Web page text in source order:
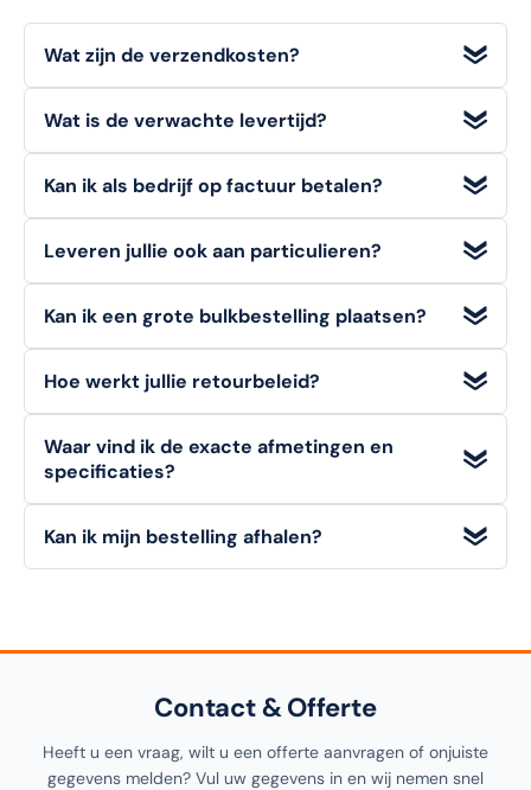
Wat zijn de verzendkosten?
orderwaardevanaf €100 (excl. BTW)
. Voor bestellingen
onder dit bedrag geldt een standaard verzendtarief van
€6,95.
Wat is de verwachte levertijd?
doorgaans de volgende werkdagal in huis.
Kan ik als bedrijf op factuur betalen?
achteraf op factuur betalen. Kies deze optie tijdens het
afrekenen.
Leveren jullie ook aan particulieren?
kunnen bij ons direct en eenvoudig bestellen.
Kan ik een grote bulkbestelling plaatsen?
staffelkortingen. Voor zeer grote afnames vraagt u
eenvoudig eenofferte op maataan via "Doe een bod".
Hoe werkt jullie retourbeleid?
dagen om een artikel (in originele staat) retour te melden.
Zakelijke klanten (B2B)
onze retourvoorwaarden voor alle details.
Waar vind ik de exacte afmetingen en
specificaties?
dit artikel vindt u in despecificatiesectie
hieronder op
deze pagina, alsook in de productomschrijving bovenaan.
Kan ik mijn bestelling afhalen?
Contact & Offerte
Heeft u een vraag, wilt u een offerte aanvragen of onjuiste
gegevens melden? Vul uw gegevens in en wij nemen snel